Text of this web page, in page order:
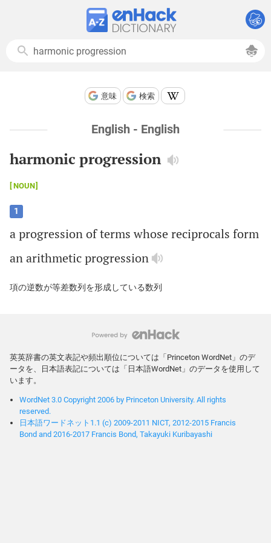
意味 検索
English - English
harmonic progression
NOUN
1
aprogressionofterms whose reciprocals form
anarithmeticprogression
項の逆数が等差数列を形成している数列
英英辞書の英文表記や頻出順位については「Princeton WordNet」のデ
ータを、日本語表記については「日本語WordNet」のデータを使用して
います。
WordNet 3.0 Copyright 2006 by Princeton University. All rights
reserved.
日本語ワードネット1.1 (c) 2009-2011 NICT, 2012-2015 Francis
Bond and 2016-2017 Francis Bond, Takayuki Kuribayashi